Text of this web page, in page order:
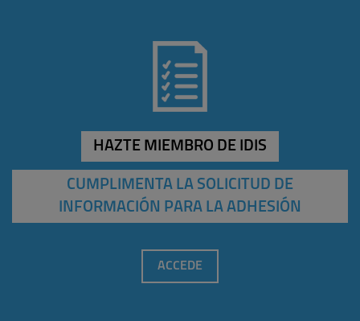
HAZTE MIEMBRO DE IDIS
CUMPLIMENTA LA SOLICITUD DE
INFORMACIÓN PARA LA ADHESIÓN
ACCEDE